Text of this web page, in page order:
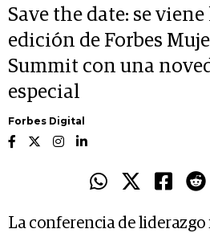
Save the date: se
edición de Forbes
Summit con una
especial
Forbes Digital
La conferencia de liderazgo